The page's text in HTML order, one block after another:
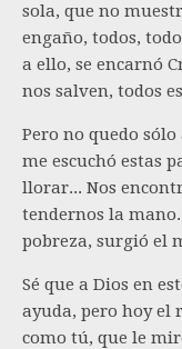
sola, que no
engaño, todos,
a ello, se encarnó
nos salven, todos
Pero no quedo
me escuchó estas
llorar... Nos
tendernos la
pobreza, surgió el
Sé que a Dios en
ayuda, pero hoy el
como tú, que le